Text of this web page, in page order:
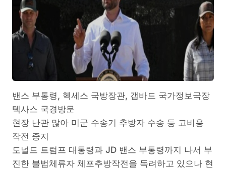
밴스 부통령, 헥세스 국방장관, 갭바드 국가정보국장
텍사스 국경방문
현장 난관 많아 미군 수송기 추방자 수송 등 고비용
작전 중지
도널드 트럼프 대통령과 JD 밴스 부통령까지 나서 부
진한 불법체류자 체포추방작전을 독려하고 있으나 현